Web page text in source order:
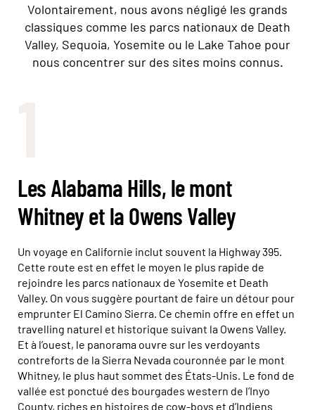
Volontairement, nous avons négligé les grands
classiques comme les parcs nationaux de Death
Valley, Sequoia, Yosemite ou le Lake Tahoe pour
nous concentrer sur des sites moins connus.
Les Alabama Hills, le mont
Whitney et la Owens Valley
Un voyage en Californie inclut souvent la Highway 395.
Cette route est en effet le moyen le plus rapide de
rejoindre les parcs nationaux de Yosemite et Death
Valley. On vous suggère pourtant de faire un détour pour
emprunter El Camino Sierra. Ce chemin offre en effet un
travelling naturel et historique suivant la Owens Valley.
Et à l’ouest, le panorama ouvre sur les verdoyants
contreforts de la Sierra Nevada couronnée par le mont
Whitney, le plus haut sommet des États-Unis. Le fond de
vallée est ponctué des bourgades western de l’Inyo
County, riches en histoires de cow-boys et d’Indiens